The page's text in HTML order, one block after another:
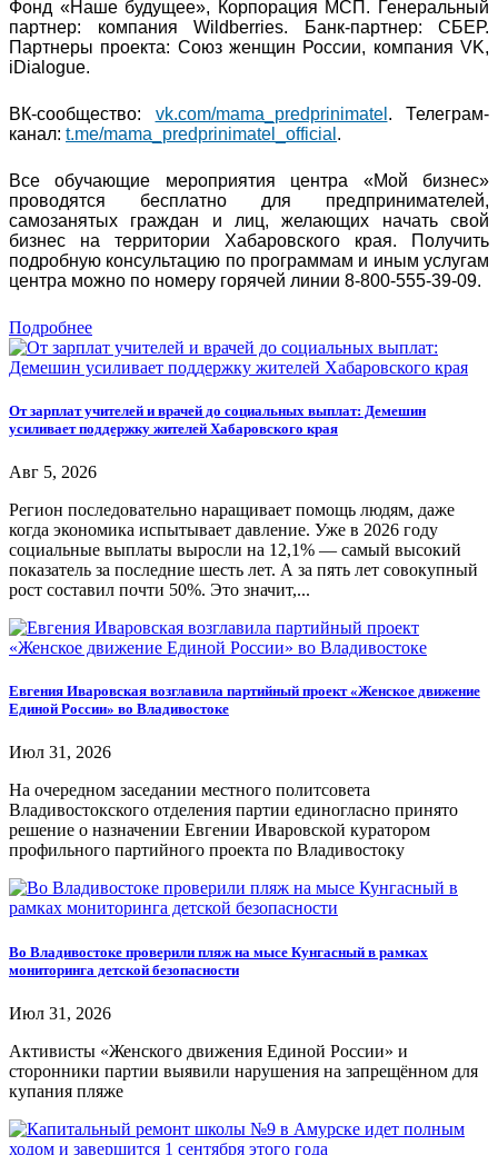
Фонд «Наше будущее», Корпорация МСП. Генеральный
партнер: компания Wildberries. Банк-партнер: СБЕР.
Партнеры проекта: Союз женщин России, компания VK,
iDialogue.
ВК-сообщество: vk.com/mama_predprinimatel . Телеграм-
канал: t.me/mama_predprinimatel_official .
Все обучающие мероприятия центра «Мой бизнес»
проводятся бесплатно для предпринимателей,
самозанятых граждан и лиц, желающих начать свой
бизнес на территории Хабаровского края. Получить
подробную консультацию по программам и иным услугам
центра можно по номеру горячей линии 8-800-555-39-09.
Подробнее
От зарплат учителей и врачей до социальных выплат: Демешин
усиливает поддержку жителей Хабаровского края
Авг 5, 2026
Регион последовательно наращивает помощь людям, даже
когда экономика испытывает давление. Уже в 2026 году
социальные выплаты выросли на 12,1% — самый высокий
показатель за последние шесть лет. А за пять лет совокупный
рост составил почти 50%. Это значит,...
Евгения Иваровская возглавила партийный проект «Женское движение
Единой России» во Владивостоке
Июл 31, 2026
На очередном заседании местного политсовета
Владивостокского отделения партии единогласно принято
решение о назначении Евгении Иваровской куратором
профильного партийного проекта по Владивостоку
Во Владивостоке проверили пляж на мысе Кунгасный в рамках
мониторинга детской безопасности
Июл 31, 2026
Активисты «Женского движения Единой России» и
сторонники партии выявили нарушения на запрещённом для
купания пляже